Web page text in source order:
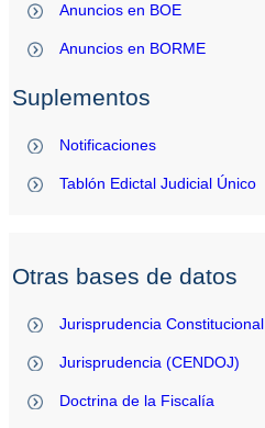
Anuncios en BOE
Anuncios en BORME
Suplementos
Notificaciones
Tablón Edictal Judicial Único
Otras bases de datos
Jurisprudencia Constitucional
Jurisprudencia (CENDOJ)
Doctrina de la Fiscalía